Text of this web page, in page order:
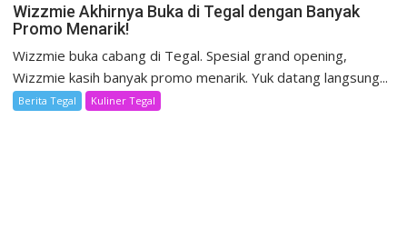
Wizzmie Akhirnya Buka di Tegal dengan Banyak
Promo Menarik!
Wizzmie buka cabang di Tegal. Spesial grand opening,
Wizzmie kasih banyak promo menarik. Yuk datang langsung...
Berita Tegal Kuliner Tegal